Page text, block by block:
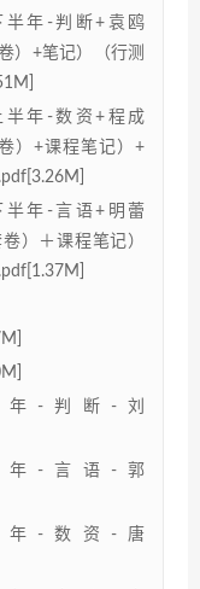
半年-判断+袁鸥
）+笔记）（行测
半年-数资+程成
）+课程笔记）+
半年-言语+明蕾
）＋课程笔记）
半年-判断-刘
半年-言语-郭
半年-数资-唐